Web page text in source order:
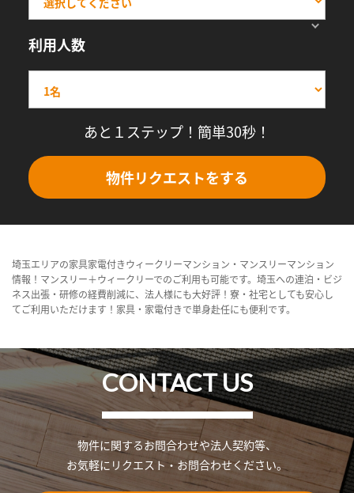
利用人数
あと１ステップ！簡単30秒！
物件リクエストをする
埼玉エリアの家具家電付きウィークリーマンション・マンスリーマンション
情報！マンスリー＋ウィークリーでのご利用も可能です。埼玉への連泊・ビジ
ネス出張・研修の経費削減に、法人様にも大好評！寮・社宅としても安心し
てご利用いただけます！家具・家電付きで単身赴任にも便利です。
CONTACT US
物件に関するお問合わせや法人契約等、
お気軽にリクエスト・お問合わせください。